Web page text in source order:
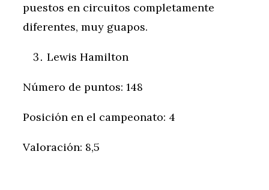
puestos en circuitos completamente
diferentes, muy guapos.
Lewis Hamilton
Número de puntos: 148
Posición en el campeonato: 4
Valoración: 8,5